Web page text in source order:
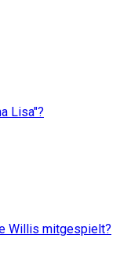
Lisa"?
Willis mitgespielt?